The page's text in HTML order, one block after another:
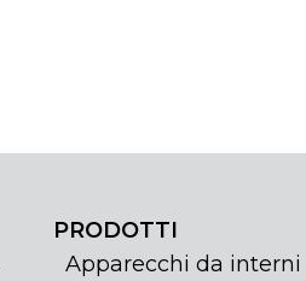
PRODOTTI
Apparecchi da interni